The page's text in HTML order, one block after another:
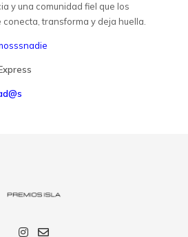
y una comunidad fiel que los
conecta, transforma y deja huella.